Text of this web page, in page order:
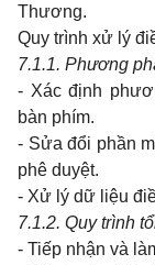
Thương.
Quy trình xử lý
7.1.1. Phương
- Xác định
bàn phím.
- Sửa đổi phần
phê duyệt.
- Xử lý dữ liệu
7.1.2. Quy trình
- Tiếp nhận và